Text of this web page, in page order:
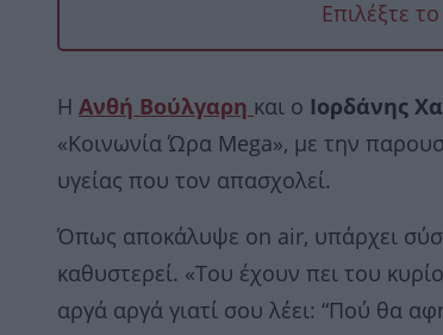
Επιλέξτε
Η Ανθή Βούλγαρη και ο Ιορδάνης
«Κοινωνία Ώρα Mega», με την
υγείας που τον απασχολεί.
Όπως αποκάλυψε on air, υπάρχει
καθυστερεί. «Του έχουν πει του
αργά αργά γιατί σου λέει: “Πού θα